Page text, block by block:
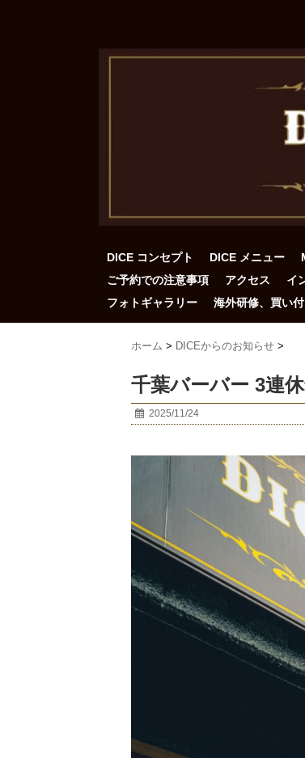
DICE コンセプト DICE メニュー
ご予約での注意事項
アクセス イ
フォトギャラリー
海外研修、買い
ホーム > DICEからのお知らせ >
千葉バーバー 3連
2025/11/24